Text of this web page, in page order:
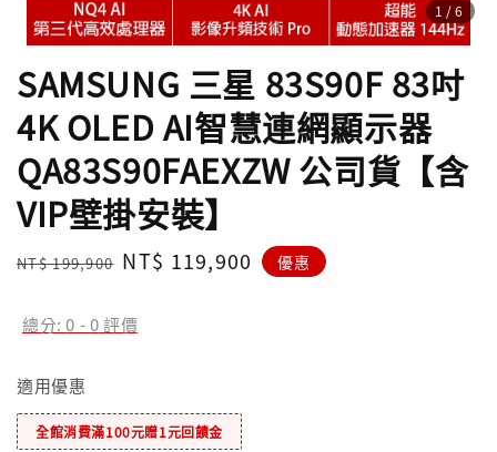
1 /6
SAMSUNG 三星 83S90F 83吋
4K OLED AI智慧連網顯示器
QA83S90FAEXZW 公司貨【含
VIP壁掛安裝】
Regular
NT$ 199,900 Sale
NT$ 119,900 優惠
總分:0 -0評價
適用優惠
全館消費滿100元贈1元回饋金